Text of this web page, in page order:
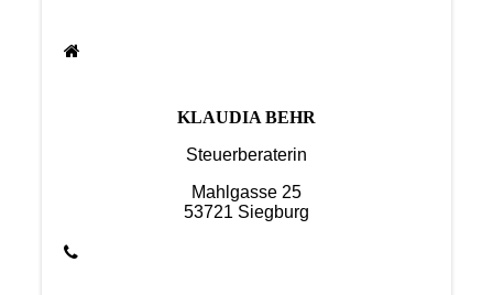
KLAUDIA BEHR
Steuerberaterin
Mahlgasse 25
53721 Siegburg